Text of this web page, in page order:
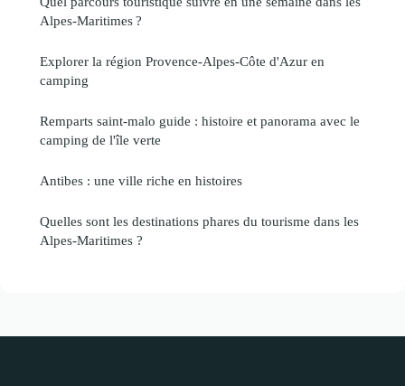
Alpes-Maritimes ?
Explorer la région Provence-Alpes-Côte d'Azur en
camping
Remparts saint-malo guide : histoire et panorama avec le
camping de l'île verte
Antibes : une ville riche en histoires
Quelles sont les destinations phares du tourisme dans les
Alpes-Maritimes ?